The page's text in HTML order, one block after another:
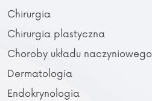
Chirurgia
Chirurgia plastyczna
Choroby układu naczyniowego
Dermatologia
Endokrynologia